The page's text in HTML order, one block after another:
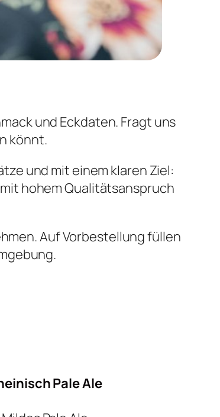
und Eckdaten. Fragt uns
könnt.
und mit einem klaren Ziel:
hohem Qualitätsanspruch
Auf Vorbestellung füllen
Pale Ale